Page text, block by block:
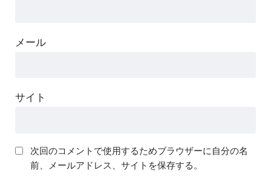
メール
サイト
次回のコメントで使用するためブラウザーに自分の名
前、メールアドレス、サイトを保存する。